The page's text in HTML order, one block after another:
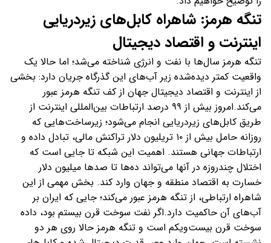
تنگه هرمز: شاهراه کابل‌های زیردریایی
اینترنت و اقتصاد دیجیتال
تنگه هرمز سال‌ها با نفت و انرژی شناخته می‌شد؛ اما حالا یک
واقعیت کمتر دیده‌شده زیر آب‌های این گذرگاه جریان دارد: بخشی
از اینترنت و اقتصاد دیجیتال جهان از کف تنگه هرمز عبور
می‌کند.امروز بیش از ۹۹ درصد ارتباطات بین‌المللی اینترنت از
طریق کابل‌های زیردریایی انجام می‌شود؛ زیرساخت‌هایی که
روزانه حامل بیش از ۱۰ تریلیون دلار تراکنش مالی، تبادل داده و
ارتباطات جهانی هستند. اهمیت این شبکه تا جایی است که
اختلال چندروزه در آنها می‌تواند ده‌ها تا صدها میلیون دلار
خسارت به اقتصاد منطقه و جهان وارد کند. بخش مهمی از این
شاهراه ارتباطی، از تنگه هرمز عبور می‌کند؛ جایی که ایران بر
آب‌های آن حاکمیت دارد.اگر نفت سوخت قرن بیستم بود، داده
سوخت قرن بیست‌ویکم است و تنگه هرمز حالا روی هر دو